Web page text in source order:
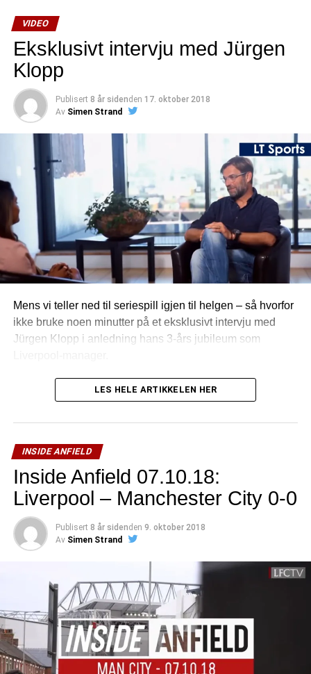
VIDEO
Eksklusivt intervju med Jürgen
Klopp
Publisert 8 år sidenden 17. oktober 2018
Av Simen Strand
Mens vi teller ned til seriespill igjen til helgen – så hvorfor
ikke bruke noen minutter på et eksklusivt intervju med
Jürgen Klopp i anledning hans 3-års jubileum som
LES HELE ARTIKKELEN HER
INSIDE ANFIELD
Inside Anfield 07.10.18:
Liverpool – Manchester City 0-0
Publisert 8 år sidenden 9. oktober 2018
Av Simen Strand